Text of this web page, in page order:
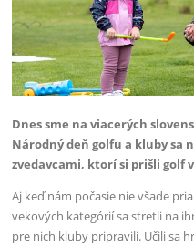
Dnes sme na viacerých
Národný deň golfu a kluby sa
zvedavcami, ktorí si prišli golf
Aj keď nám počasie nie všade
vekových kategórií sa stretli na
pre nich kluby pripravili. Učili sa